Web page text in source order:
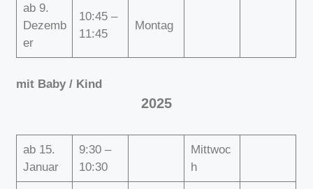
ab 9.
Dezemb
er
10:45 –
11:45
Montag
mit Baby / Kind
2025
ab 15.
Januar
9:30 –
10:30
Mittwoc
h